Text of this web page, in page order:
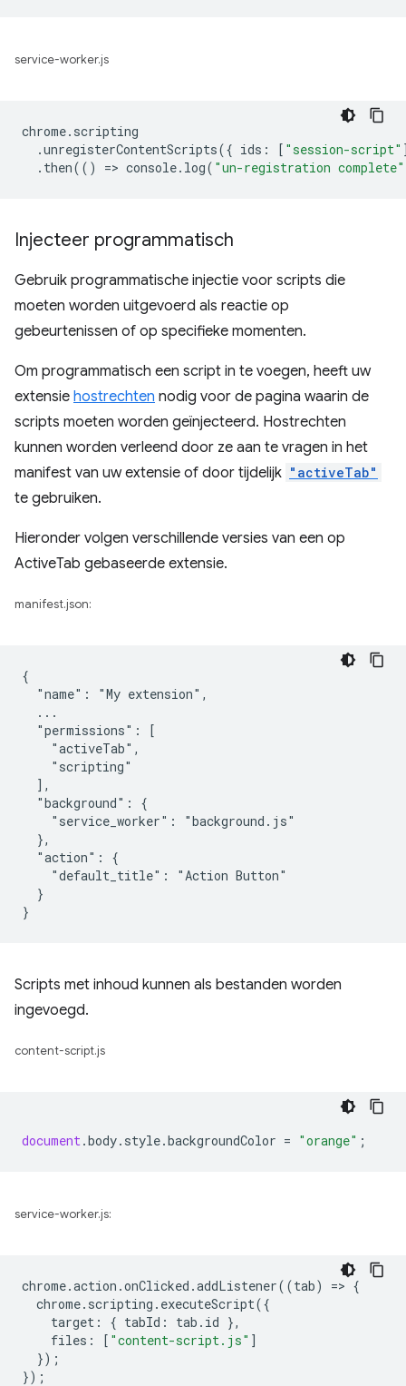
service-worker.js
chrome. scripting
.unregisterContentScripts({ ids : [ "session-script"
. then(() => console. log( "un-registration complete"
Injecteer programmatisch
Gebruik programmatische injectie voor scripts die
moeten worden uitgevoerd als reactie op
gebeurtenissen of op specifieke momenten.
Om programmatisch een script in te voegen, heeft uw
extensie hostrechten nodig voor de pagina waarin de
scripts moeten worden geïnjecteerd. Hostrechten
kunnen worden verleend door ze aan te vragen in het
manifest van uw extensie of door tijdelijk "activeTab"
te gebruiken.
Hieronder volgen verschillende versies van een op
ActiveTab gebaseerde extensie.
manifest.json:
{
  "name": "My extension",
  ...
  "permissions": [
    "activeTab",
    "scripting"
  ],
  "background": {
    "service_worker": "background.js"
  },
  "action": {
    "default_title": "Action Button"
  }
Scripts met inhoud kunnen als bestanden worden
ingevoegd.
content-script.js
document.body. style.backgroundColor = "orange" ;
service-worker.js:
chrome.action .onClicked .addListener((tab) => {
chrome. scripting . executeScript({
target : { tabId : tab . id },
files : [ "content-script.js" ]
});
});